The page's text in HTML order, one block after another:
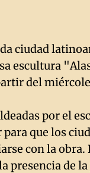
ciudad
escultura
del
por el
para que los
con la
presencia de